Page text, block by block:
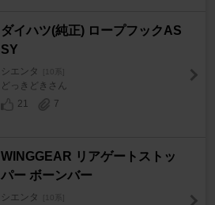
ダイハツ(純正) ロープフックAS
SY
シエンタ
どっきどきさん
21
7
WINGGEAR リアゲートストッ
パー ボーンバー
シエンタ